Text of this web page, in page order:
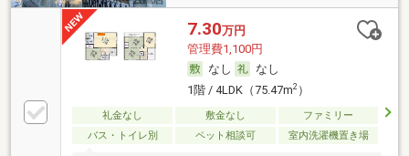
7.30万円
管理費1,100円
なし
なし
1階 / 4LDK（75.47m2）
礼金なし 敷金なし
ファミリー
バス・トイレ別
ペット相談可 室内洗濯機置き場